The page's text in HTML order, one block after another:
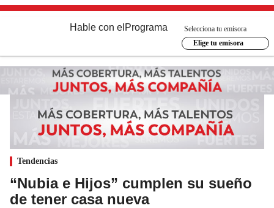
Hable con el Programa
Selecciona tu emisora
Elige tu emisora
Tendencias
“Nubia e Hijos” cumplen su sueño
de tener casa nueva